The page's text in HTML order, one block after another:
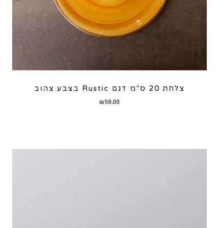
צלחת 20 ס"מ דגם Rustic בצבע צהוב
₪59.00